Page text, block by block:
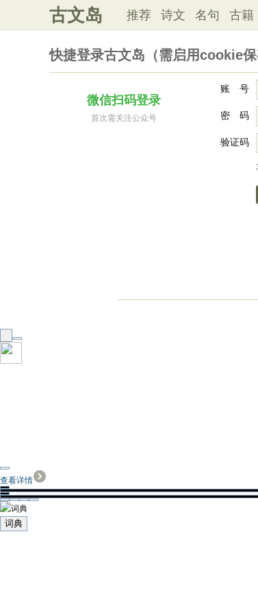
古文岛 推荐 诗文 名句 古籍
快捷登录古文岛（需启用cookie保
微信扫码登录
首次需关注公众号
账 号
密 码
验证码
查看详情
词典